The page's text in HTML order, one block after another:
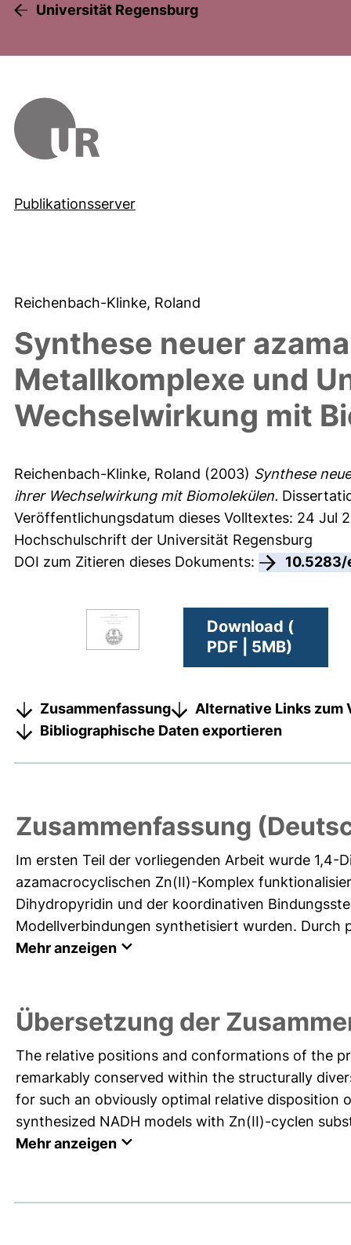
Universität Regensburg
Publikationsserver
Reichenbach-Klinke, Roland
Synthese neuer
Metallkomplexe und
Wechselwirkung mit
Reichenbach-Klinke, Roland (2003) Synthese
ihrer Wechselwirkung mit Biomolekülen.
Veröffentlichungsdatum dieses Volltextes: 24 Jul
Hochschulschrift der Universität Regensburg
DOI zum Zitieren dieses Dokuments:
10.5283/
Download (
PDF | 5MB)
Zusammenfassung
Alternative Links zum
Bibliographische Daten exportieren
Zusammenfassung
Im ersten Teil der vorliegenden Arbeit wurde
azamacrocyclischen Zn(II)-Komplex
Dihydropyridin und der koordinativen
Modellverbindungen synthetisiert wurden.
Mehr anzeigen
Übersetzung der
The relative positions and conformations of the
remarkably conserved within the structurally
for such an obviously optimal relative
synthesized NADH models with Zn(II)-cyclen
Mehr anzeigen